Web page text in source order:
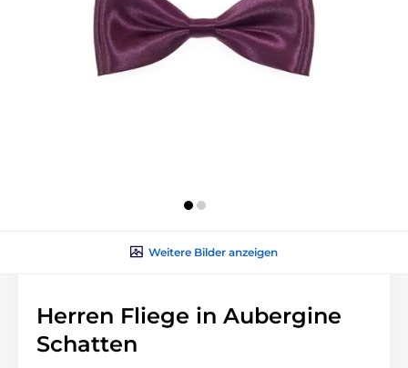
Weitere Bilder anzeigen
Herren Fliege in Aubergine
Schatten